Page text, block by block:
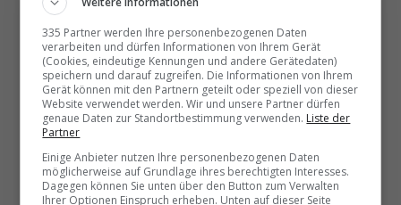
Die wichtigsten und
besten News direkt in
Ihr E‑Mail-Postfach
Täglich oder wöchentlich, mit mehr Insights oder
weniger. Bei Travel­news haben Sie die Wahl.
335 Partner werden Ihre personenbezogenen Daten
verarbeiten und dürfen Informationen von Ihrem Gerät
(Cookies, eindeutige Kennungen und andere Gerätedaten)
speichern und darauf zugreifen. Die Informationen von Ihrem
Gerät können mit den Partnern geteilt oder speziell von dieser
Website verwendet werden. Wir und unsere Partner dürfen
genaue Daten zur Standortbestimmung verwenden. Liste der
Partner
Einige Anbieter nutzen Ihre personenbezogenen Daten
möglicherweise auf Grundlage ihres berechtigten Interesses.
Dagegen können Sie unten über den Button zum Verwalten
Ihrer Optionen Einspruch erheben. Unten auf dieser Seite